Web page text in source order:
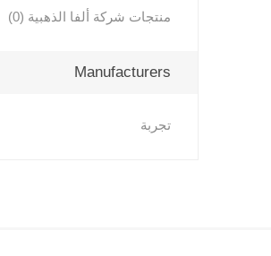
منتجات شركة ألفا الذهبية (0)
Manufacturers
تجربة